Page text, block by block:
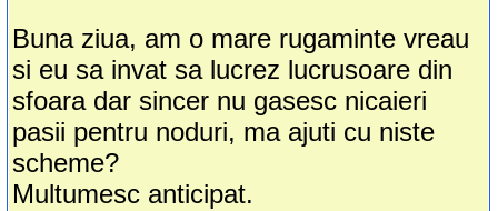
Buna ziua, am o mare rugaminte vreau
si eu sa invat sa lucrez lucrusoare din
sfoara dar sincer nu gasesc nicaieri
pasii pentru noduri, ma ajuti cu niste
scheme?
Multumesc anticipat.